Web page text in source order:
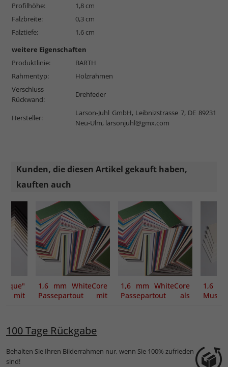
Profilhöhe:
1,8 cm
Falzbreite:
0,3 cm
Falztiefe:
1,6 cm
weitere Eigenschaften
Produktlinie:
BARTH
Rahmentyp:
Holzrahmen
Verschluss
Rückwand:
Drehfeder
Hersteller:
Larson-Juhl GmbH, Leibnizstrasse 7, DE 89231
Neu-Ulm, larsonjuhl@gmx.com
Kunden, die diesen Artikel gekauft haben,
kauften auch
mit
1,6 mm WhiteCore
Passepartout mit
1,6 mm WhiteCore
Passepartout als
100 Tage Rückgabe
Behalten Sie Ihren Bilderrahmen nur, wenn Sie 100% zufrieden
sind!